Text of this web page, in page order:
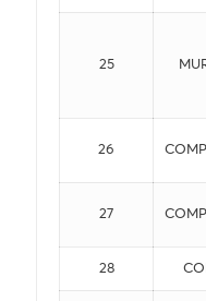
25
26
27
28